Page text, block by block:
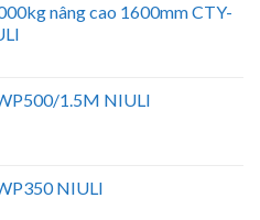
nâng cao 1600mm CTY-
1.5M NIULI
NIULI